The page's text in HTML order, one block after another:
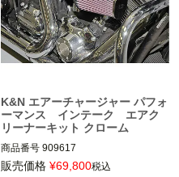
K&N エアーチャージャー パフォ
ーマンス インテーク エアク
リーナーキット クローム
商品番号 909617
販売価格 ¥69,800税込